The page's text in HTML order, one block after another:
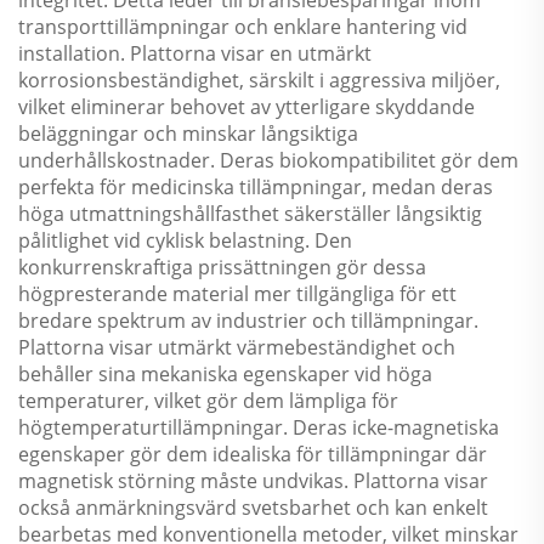
transporttillämpningar och enklare hantering vid
installation. Plattorna visar en utmärkt
korrosionsbeständighet, särskilt i aggressiva miljöer,
vilket eliminerar behovet av ytterligare skyddande
beläggningar och minskar långsiktiga
underhållskostnader. Deras biokompatibilitet gör dem
perfekta för medicinska tillämpningar, medan deras
höga utmattningshållfasthet säkerställer långsiktig
pålitlighet vid cyklisk belastning. Den
konkurrenskraftiga prissättningen gör dessa
högpresterande material mer tillgängliga för ett
bredare spektrum av industrier och tillämpningar.
Plattorna visar utmärkt värmebeständighet och
behåller sina mekaniska egenskaper vid höga
temperaturer, vilket gör dem lämpliga för
högtemperaturtillämpningar. Deras icke-magnetiska
egenskaper gör dem idealiska för tillämpningar där
magnetisk störning måste undvikas. Plattorna visar
också anmärkningsvärd svetsbarhet och kan enkelt
bearbetas med konventionella metoder, vilket minskar